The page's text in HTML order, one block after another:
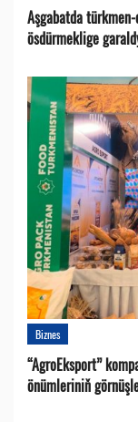
Aşgabatda
ösdürmeklige
Biznes
“AgroEksport”
önümleriniň